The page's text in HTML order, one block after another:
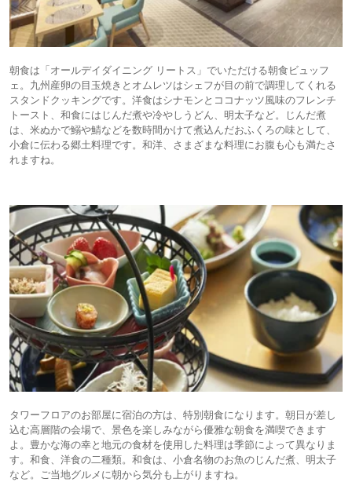
朝食は「オールデイダイニング リートス」でいただける朝食ビュッフ
ェ。九州産卵の目玉焼きとオムレツはシェフが目の前で調理してくれる
スタンドクッキングです。洋食はシナモンとココナッツ風味のフレンチ
トースト、和食にはじんだ煮や冷やしうどん、明太子など。じんだ煮
は、米ぬかで鰯や鯖などを数時間かけて煮込んだおふくろの味として、
小倉に伝わる郷土料理です。和洋、さまざまな料理にお腹も心も満たさ
れますね。
タワーフロアのお部屋に宿泊の方は、特別朝食になります。朝日が差し
込む高層階の会場で、景色を楽しみながら優雅な朝食を満喫できます
よ。豊かな海の幸と地元の食材を使用した料理は季節によって異なりま
す。和食、洋食の二種類。和食は、小倉名物のお魚のじんだ煮、明太子
など。ご当地グルメに朝から気分も上がりますね。